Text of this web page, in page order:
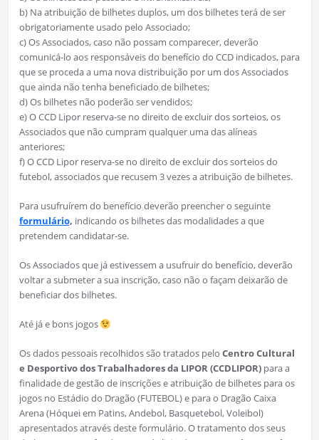
b) Na atribuição de bilhetes duplos, um dos bilhetes terá de ser
obrigatoriamente usado pelo Associado;
c) Os Associados, caso não possam comparecer, deverão
comunicá-lo aos responsáveis do benefício do CCD indicados, para
que se proceda a uma nova distribuição por um dos Associados
que ainda não tenha beneficiado de bilhetes;
d) Os bilhetes não poderão ser vendidos;
e) O CCD Lipor reserva-se no direito de excluir dos sorteios, os
Associados que não cumpram qualquer uma das alíneas
anteriores;
f) O CCD Lipor reserva-se no direito de excluir dos sorteios do
futebol, associados que recusem 3 vezes a atribuição de bilhetes.
Para usufruírem do benefício deverão preencher o seguinte
formulário, indicando os bilhetes das modalidades a que
pretendem candidatar-se.
Os Associados que já estivessem a usufruir do benefício, deverão
voltar a submeter a sua inscrição, caso não o façam deixarão de
beneficiar dos bilhetes.
Até já e bons jogos
Os dados pessoais recolhidos são tratados pelo Centro Cultural
e Desportivo dos Trabalhadores da LIPOR (CCDLIPOR)para a
finalidade de gestão de inscrições e atribuição de bilhetes para os
jogos no Estádio do Dragão (FUTEBOL) e para o Dragão Caixa
Arena (Hóquei em Patins, Andebol, Basquetebol, Voleibol)
apresentados através deste formulário. O tratamento dos seus